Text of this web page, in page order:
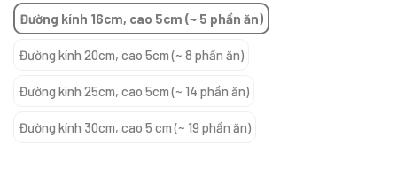
Đường kính 16cm, cao 5cm (~ 5 phần ăn)
Đường kính 20cm, cao 5cm (~ 8 phần ăn)
Đường kính 25cm, cao 5cm (~ 14 phần ăn)
Đường kính 30cm, cao 5 cm (~ 19 phần ăn)